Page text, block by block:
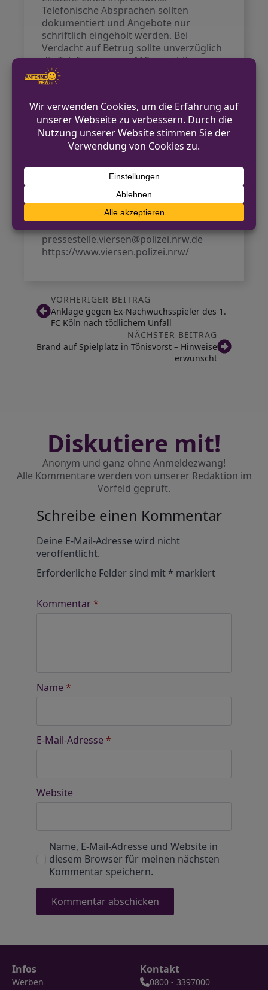
Telefonische Absprachen sollten
dokumentiert und Angebote nur
schriftlich eingeholt werden. Bei
Verdacht auf Betrug sollte unverzüglich
die Telefonnummer 110 gewählt
werden.
Beobachtungen gemacht hat, wird
gebeten, sich unter der Rufnummer
02162/377-0 beim Kriminalkommissariat
6 zu melden.
Kontakt für Hinweise /
Pressestelle
Kreispolizeibehörde Viersen
pressestelle.viersen@polizei.nrw.de
https://www.viersen.polizei.nrw/
VORHERIGER BEITRAG
Anklage gegen Ex-Nachwuchsspieler des 1.
FC Köln nach tödlichem Unfall
NÄCHSTER BEITRAG
Brand auf Spielplatz in Tönisvorst – Hinweise
erwünscht
Diskutiere mit!
Anonym und ganz ohne Anmeldezwang!
Alle Kommentare werden von unserer Redaktion im
Vorfeld geprüft.
Schreibe einen Kommentar
Deine E-Mail-Adresse wird nicht
veröffentlicht.
Erforderliche Felder sind mit* markiert
Kommentar*
Name *
E-Mail-Adresse *
Website
Name, E-Mail-Adresse und Website in
diesem Browser für meinen nächsten
Kommentar speichern.
Infos
Werben
Kontakt
0800 - 3397000